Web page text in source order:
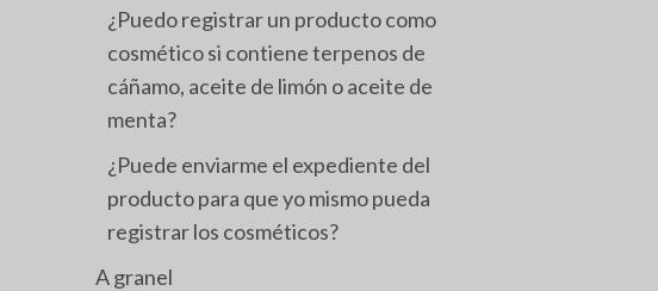
¿Puedo registrar un producto como
cosmético si contiene terpenos de
cáñamo, aceite de limón o aceite de
menta?
¿Puede enviarme el expediente del
producto para que yo mismo pueda
registrar los cosméticos?
A granel